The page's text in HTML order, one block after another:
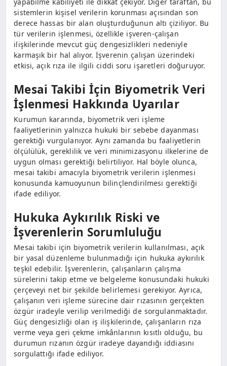
sistemlerin kişisel verilerin korunması açısından son
derece hassas bir alan oluşturduğunun altı çiziliyor. Bu
tür verilerin işlenmesi, özellikle işveren-çalışan
ilişkilerinde mevcut güç dengesizlikleri nedeniyle
karmaşık bir hal alıyor. İşverenin çalışan üzerindeki
etkisi, açık rıza ile ilgili ciddi soru işaretleri doğuruyor.
Mesai Takibi İçin Biyometrik Veri
İşlenmesi Hakkında Uyarılar
Kurumun kararında, biyometrik veri işleme
faaliyetlerinin yalnızca hukuki bir sebebe dayanması
gerektiği vurgulanıyor. Aynı zamanda bu faaliyetlerin
ölçülülük, gereklilik ve veri minimizasyonu ilkelerine de
uygun olması gerektiği belirtiliyor. Hal böyle olunca,
mesai takibi amacıyla biyometrik verilerin işlenmesi
konusunda kamuoyunun bilinçlendirilmesi gerektiği
ifade ediliyor.
Hukuka Aykırılık Riski ve
İşverenlerin Sorumluluğu
Mesai takibi için biyometrik verilerin kullanılması, açık
bir yasal düzenleme bulunmadığı için hukuka aykırılık
teşkil edebilir. İşverenlerin, çalışanların çalışma
sürelerini takip etme ve belgeleme konusundaki hukuki
çerçeveyi net bir şekilde belirlemesi gerekiyor. Ayrıca,
çalışanın veri işleme sürecine dair rızasının gerçekten
özgür iradeyle verilip verilmediği de sorgulanmaktadır.
Güç dengesizliği olan iş ilişkilerinde, çalışanların rıza
verme veya geri çekme imkânlarının kısıtlı olduğu, bu
durumun rızanın özgür iradeye dayandığı iddiasını
sorgulattığı ifade ediliyor.